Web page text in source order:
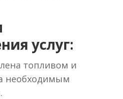
услуг:
топливом и
необходимым